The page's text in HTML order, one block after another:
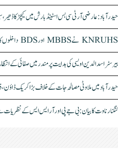
حیدرآباد: عارضی آر ٹی سی بس اسٹینڈ بارش میں کیچڑ کا
KNRUHS نے MBBS اور BDS داخلوں کا نوٹیفکیشن جاری کر دیا
بیرسٹر اسدالدین اویسی کی ہدایت پر مندر میں صفائی کے
حیدرآباد میں ملاوٹی مصالحہ جات کے خلاف بڑا کریک ڈاؤن، 25 ٹن سے زائد مصالحے ضبط، 3 گرفتار
کنگنا رناوت کا بیان: بی جے پی اور آر ایس ایس کے نظریات